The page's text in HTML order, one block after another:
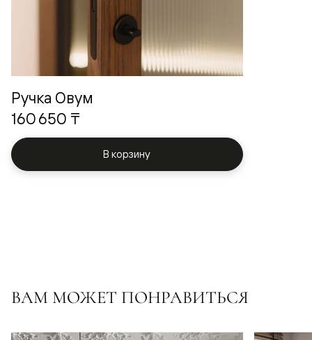
Ручка Овум
160 650 ₸
В корзину
ВАМ МОЖЕТ ПОНРАВИТЬСЯ